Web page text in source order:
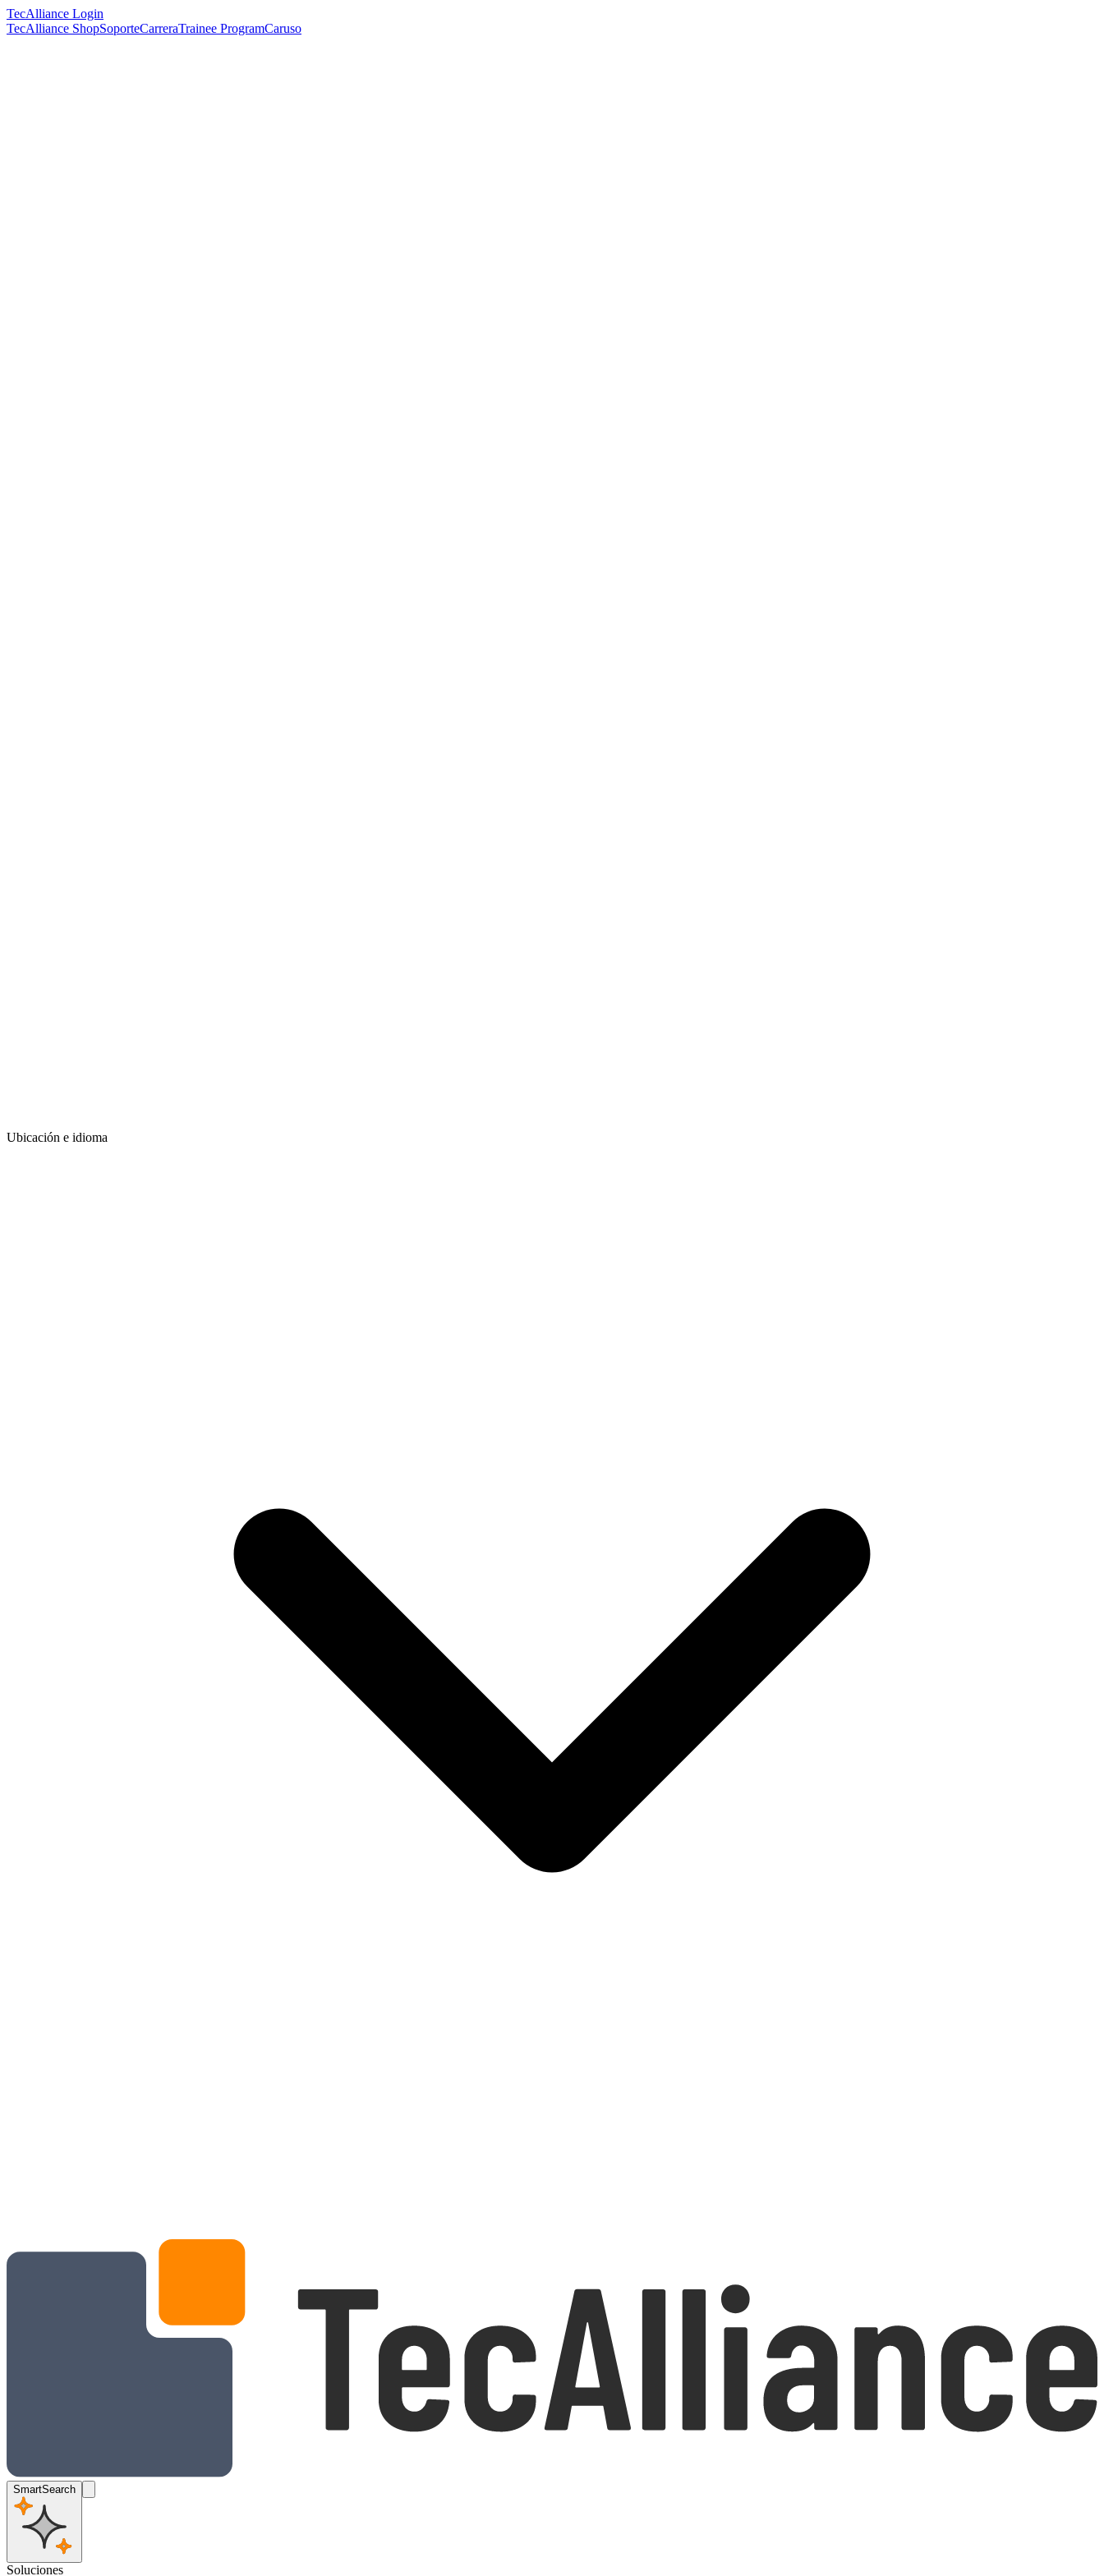
TecAlliance Login
TecAlliance ShopSoporteCarreraTrainee ProgramCaruso
Ubicación e idioma
SmartSearch
Soluciones